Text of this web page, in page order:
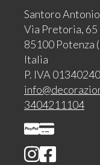
Santoro
Via Pretoria, 65
85100 Potenza
Italia
P. IVA
3404211104